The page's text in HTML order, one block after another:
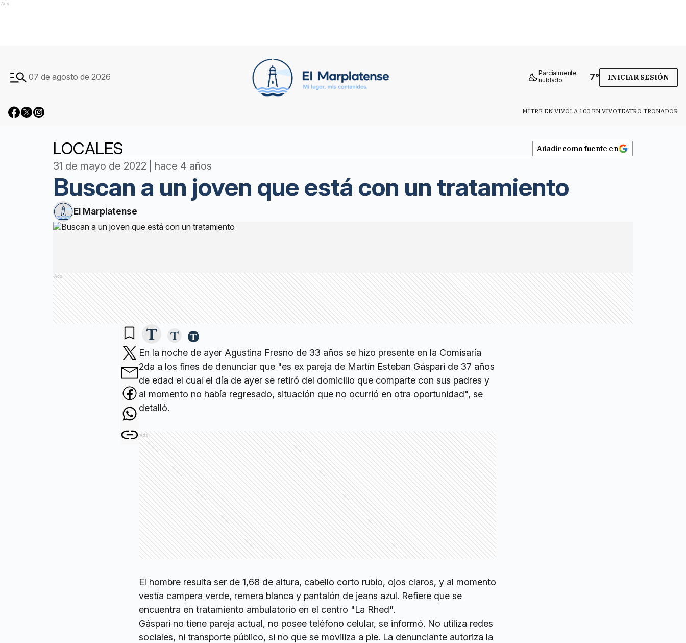
Ads
07 de agosto de 2026
Parcialmente
nublado
7° INICIAR SESIÓN
MITRE EN VIVOLA 100 EN VIVOTEATRO TRONADOR
LOCALES Añadir como fuente en
31 de mayo de 2022 | hace 4 años
Buscan a un joven que está con un tratamiento
El Marplatense
Ads
En la noche de ayer Agustina Fresno de 33 años se hizo presente en la Comisaría
2da a los fines de denunciar que "es ex pareja de Martín Esteban Gáspari de 37 años
de edad el cual el día de ayer se retiró del domicilio que comparte con sus padres y
al momento no había regresado, situación que no ocurrió en otra oportunidad", se
detalló.
Ads
El hombre resulta ser de 1,68 de altura, cabello corto rubio, ojos claros, y al momento
vestía campera verde, remera blanca y pantalón de jeans azul. Refiere que se
encuentra en tratamiento ambulatorio en el centro "La Rhed".
Gáspari no tiene pareja actual, no posee teléfono celular, se informó. No utiliza redes
sociales, ni transporte público, si no que se moviliza a pie. La denunciante autoriza la